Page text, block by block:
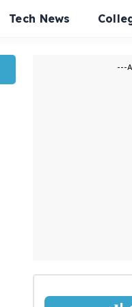
Tech News
---